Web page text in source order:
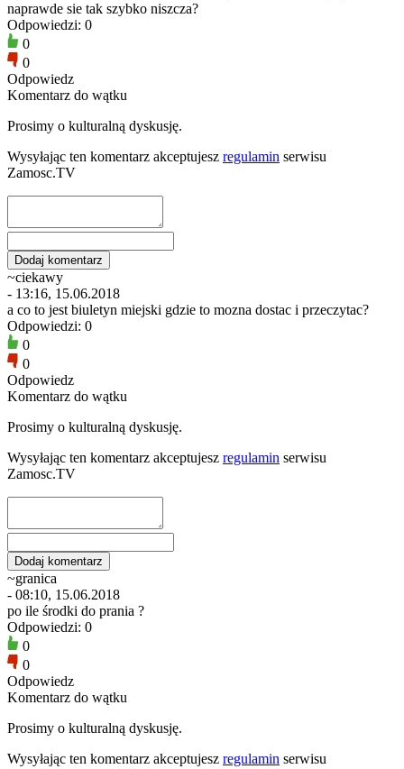
naprawde sie tak szybko niszcza?
Odpowiedzi: 0
0
0
Odpowiedz
Komentarz do wątku
Prosimy o kulturalną dyskusję.
Wysyłając ten komentarz akceptujesz regulamin serwisu
Zamosc.TV
~ciekawy
- 13:16, 15.06.2018
a co to jest biuletyn miejski gdzie to mozna dostac i przeczytac?
Odpowiedzi: 0
0
0
Odpowiedz
Komentarz do wątku
Prosimy o kulturalną dyskusję.
Wysyłając ten komentarz akceptujesz regulamin serwisu
Zamosc.TV
~granica
- 08:10, 15.06.2018
po ile środki do prania ?
Odpowiedzi: 0
0
0
Odpowiedz
Komentarz do wątku
Prosimy o kulturalną dyskusję.
Wysyłając ten komentarz akceptujesz regulamin serwisu